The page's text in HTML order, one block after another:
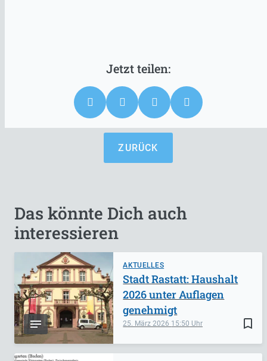
ZURÜCK
Das könnte Dich auch
interessieren
AKTUELLES
bookmark_border
25. März 2026 15:50
Stadt Rastatt: Haushalt
2026 unter Auflagen
genehmigt